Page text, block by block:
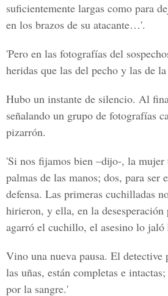
suficientemente largas como para
en los brazos de su atacante…'.
'Pero en las fotografías del
heridas que las del pecho y las de
Hubo un instante de silencio. Al
señalando un grupo de fotografías
pizarrón.
'Si nos fijamos bien –dijo-, la mujer
palmas de las manos; dos, para ser
defensa. Las primeras cuchilladas
hirieron, y ella, en la
agarró el cuchillo, el asesino lo
Vino una nueva pausa. El
las uñas, están completas e
por la sangre.'